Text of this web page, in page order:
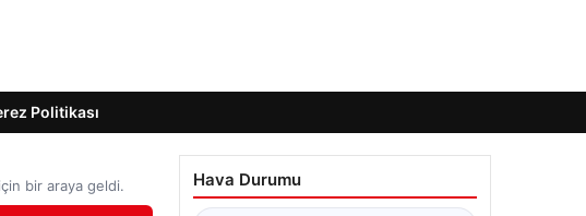
Politikası
bir araya geldi. Hava Durumu